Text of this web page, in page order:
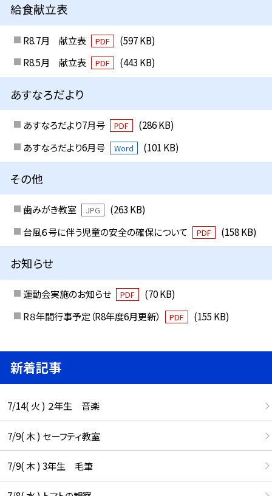
給食献立表
R8.7月 献立表 PDF
(597 KB)
R8.5月 献立表
PDF (443 KB)
あすなろだより
あすなろだより7月号 PDF
(286 KB)
あすなろだより6月号
Word (101 KB)
その他
歯みがき教室 JPG
(263 KB)
台風６号に伴う児童の安全の確保について
PDF (158 KB)
お知らせ
運動会実施のお知らせ PDF
(70 KB)
R８年間行事予定（R8年度6月更新）
PDF (155 KB)
新着記事
7/14( 火 ) ２年生 音楽
7/9( 木 ) セーフティ教室
7/9( 木 ) 3年生 毛筆